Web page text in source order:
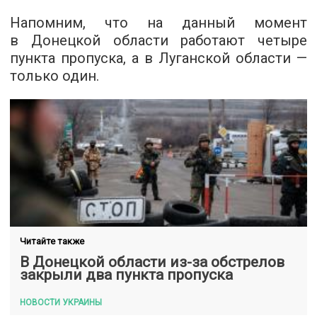
Напомним, что на данный момент
в Донецкой области работают четыре
пункта пропуска, а в Луганской области —
только один.
Читайте также
В Донецкой области из-за обстрелов
закрыли два пункта пропуска
НОВОСТИ УКРАИНЫ